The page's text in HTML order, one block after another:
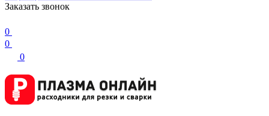
Заказать звонок
0
0
0